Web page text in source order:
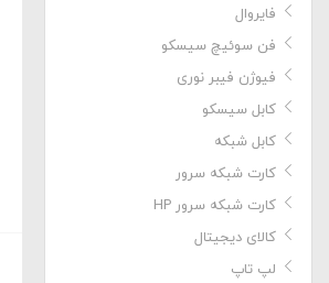
فایروال
فن سوئیچ سیسکو
فیوژن فیبر نوری
کابل سیسکو
کابل شبکه
کارت شبکه سرور
کارت شبکه سرور HP
کالای دیجیتال
لپ تاپ